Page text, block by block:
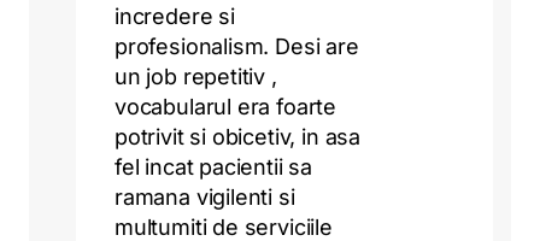
incredere si
profesionalism. Desi are
un job repetitiv ,
vocabularul era foarte
potrivit si obicetiv, in asa
fel incat pacientii sa
ramana vigilenti si
multumiti de serviciile